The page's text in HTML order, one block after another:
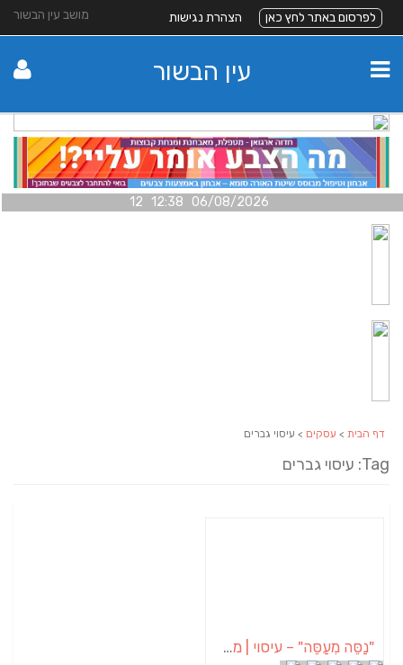
מושב עין הבשור לפרסום באתר לחץ כאן הצהרת נגישות
עין הבשור
06/08/2026 12:38 12
דף הבית > עסקים > עיסוי גברים
Tag: עיסוי גברים
"נַסֵּה מְעַסֶּה" – עיסוי | מסאז' | טיפולים | אירועים